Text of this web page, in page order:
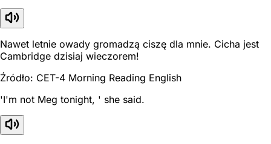
Nawet letnie owady gromadzą ciszę dla mnie. Cicha jest
Cambridge dzisiaj wieczorem!
Źródło: CET-4 Morning Reading English
'I'm not Meg tonight, ' she said.